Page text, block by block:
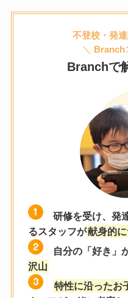
不登校・発
＼
Branch
Branchで
研修を受け、発
るスタッフが献身的
自分の「好き」
沢山
特性に沿ったお